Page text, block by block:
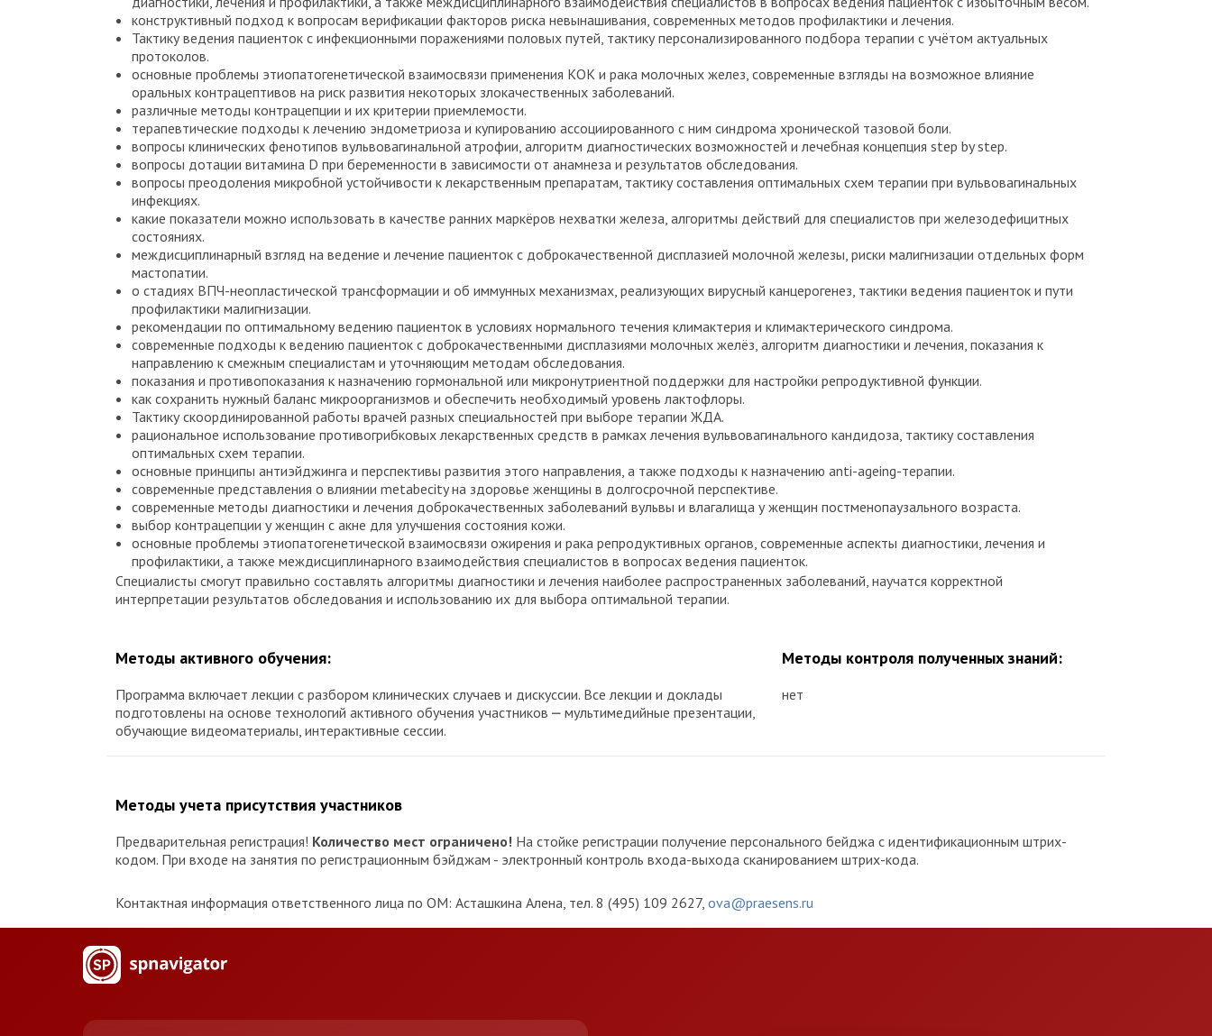
конструктивный подход к вопросам верификации факторов риска невынашивания, современных методов профилактики и лечения.
Тактику ведения пациенток с инфекционными поражениями половых путей, тактику персонализированного подбора терапии с учётом актуальных
протоколов.
основные проблемы этиопатогенетической взаимосвязи применения КОК и рака молочных желез, современные взгляды на возможное влияние
оральных контрацептивов на риск развития некоторых злокачественных заболеваний.
различные методы контрацепции и их критерии приемлемости.
терапевтические подходы к лечению эндометриоза и купированию ассоциированного с ним синдрома хронической тазовой боли.
вопросы клинических фенотипов вульвовагинальной атрофии, алгоритм диагностических возможностей и лечебная концепция step by step.
вопросы дотации витамина D при беременности в зависимости от анамнеза и результатов обследования.
вопросы преодоления микробной устойчивости к лекарственным препаратам, тактику составления оптимальных схем терапии при вульвовагинальных
инфекциях.
какие показатели можно использовать в качестве ранних маркёров нехватки железа, алгоритмы действий для специалистов при железодефицитных
состояниях.
междисциплинарный взгляд на ведение и лечение пациенток с доброкачественной дисплазией молочной железы, риски малигнизации отдельных форм
мастопатии.
о стадиях ВПЧ-неопластической трансформации и об иммунных механизмах, реализующих вирусный канцерогенез, тактики ведения пациенток и пути
профилактики малигнизации.
рекомендации по оптимальному ведению пациенток в условиях нормального течения климактерия и климактерического синдрома.
современные подходы к ведению пациенток с доброкачественными дисплазиями молочных желёз, алгоритм диагностики и лечения, показания к
направлению к смежным специалистам и уточняющим методам обследования.
показания и противопоказания к назначению гормональной или микронутриентной поддержки для настройки репродуктивной функции.
как сохранить нужный баланс микроорганизмов и обеспечить необходимый уровень лактофлоры.
Тактику скоординированной работы врачей разных специальностей при выборе терапии ЖДА.
рациональное использование противогрибковых лекарственных средств в рамках лечения вульвовагинального кандидоза, тактику составления
оптимальных схем терапии.
основные принципы антиэйджинга и перспективы развития этого направления, а также подходы к назначению anti-ageing-терапии.
современные представления о влиянии metabecity на здоровье женщины в долгосрочной перспективе.
современные методы диагностики и лечения доброкачественных заболеваний вульвы и влагалища у женщин постменопаузального возраста.
выбор контрацепции у женщин с акне для улучшения состояния кожи.
основные проблемы этиопатогенетической взаимосвязи ожирения и рака репродуктивных органов, современные аспекты диагностики, лечения и
профилактики, а также междисциплинарного взаимодействия специалистов в вопросах ведения пациенток.
Специалисты смогут правильно составлять алгоритмы диагностики и лечения наиболее распространенных заболеваний, научатся корректной
интерпретации результатов обследования и использованию их для выбора оптимальной терапии.
Методы активного обучения:
Программа включает лекции с разбором клинических случаев и дискуссии. Все лекции и доклады
подготовлены на основе технологий активного обучения участников ⎼ мультимедийные презентации,
обучающие видеоматериалы, интерактивные сессии.
Методы контроля полученных знаний:
нет
Методы учета присутствия участников
Предварительная регистрация! Количество мест ограничено! На стойке регистрации получение персонального бейджа с идентификационным штрих-
кодом. При входе на занятия по регистрационным бэйджам - электронный контроль входа-выхода сканированием штрих-кода.
Контактная информация ответственного лица по ОМ: Асташкина Алена, тел. 8 (495) 109 2627, ova@praesens.ru